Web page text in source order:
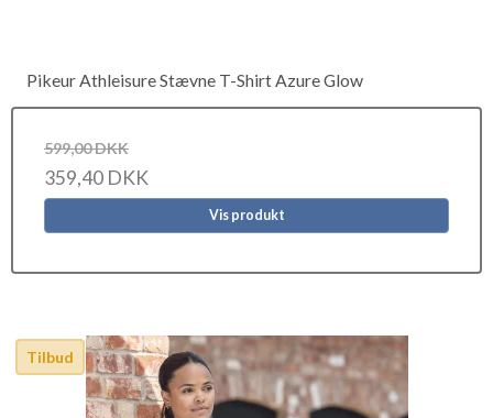
Pikeur Athleisure Stævne T-Shirt Azure Glow
599,00 DKK
359,40 DKK
Vis produkt
Tilbud